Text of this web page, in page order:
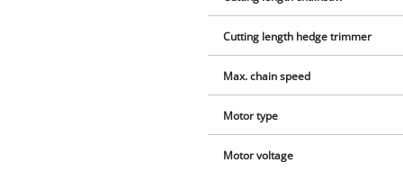
Cutting length hedge trimmer
Max. chain speed
Motor type
Motor voltage